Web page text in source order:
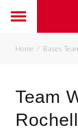
Home Bases
Team